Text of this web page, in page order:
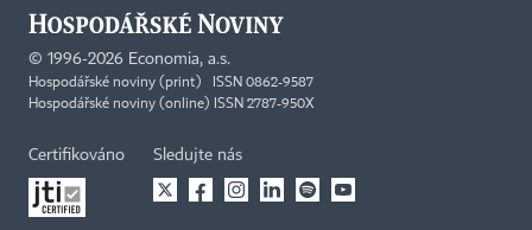
© 1996-2026 Economia, a.s.
Hospodářské noviny (print) ISSN 0862-9587
Hospodářské noviny (online) ISSN 2787-950X
Certifikováno Sledujte nás